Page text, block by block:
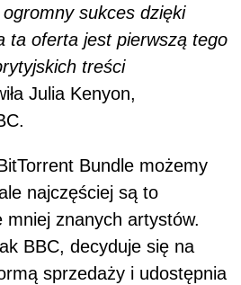
sukces dzięki
ta oferta jest pierwszą tego
treści
Julia Kenyon,
Bundle możemy
najczęściej są to
mniej znanych artystów.
BBC, decyduje się na
sprzedaży i udostępnia